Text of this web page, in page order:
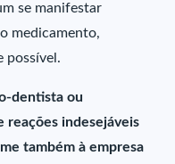
se manifestar
medicamento,
possível.
dentista ou
reações indesejáveis
também à empresa